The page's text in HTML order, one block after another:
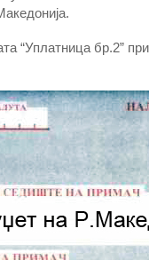
“Уплатница бр.2”